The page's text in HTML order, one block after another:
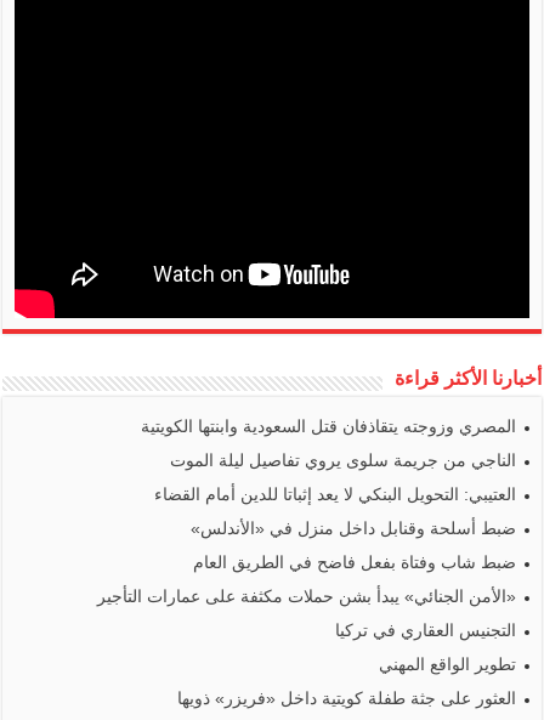
أخبارنا الأكثر قراءة
المصري وزوجته يتقاذفان قتل السعودية وابنتها الكويتية
الناجي من جريمة سلوى يروي تفاصيل ليلة الموت
العتيبي: التحويل البنكي لا يعد إثباتا للدين أمام القضاء
ضبط أسلحة وقنابل داخل منزل في «الأندلس»
ضبط شاب وفتاة بفعل فاضح في الطريق العام
«الأمن الجنائي» يبدأ بشن حملات مكثفة على عمارات التأجير
التجنيس العقاري في تركيا
تطوير الواقع المهني
العثور على جثة طفلة كويتية داخل «فريزر» ذويها